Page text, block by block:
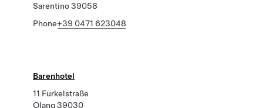
Sarentino 39058
Phone+39 0471 623048
Barenhotel
11 Furkelstraße
Olang 39030